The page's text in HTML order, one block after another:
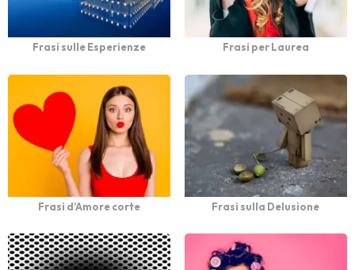
Frasi sulle Esperienze Frasi per Laurea
Frasi d’Amore corte Frasi sulla Delusione